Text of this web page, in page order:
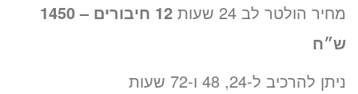
מחיר הולטר לב 24 שעות
12 חיבורים – 1450
ש״ח
ניתן להרכיב ל-24, 48 ו-72 שעות